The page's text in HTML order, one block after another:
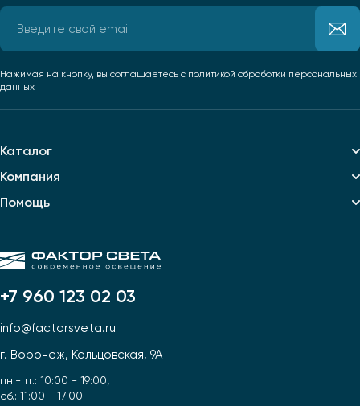
+7 960 123 02 03
info@factorsveta.ru
г. Воронеж, Кольцовская, 9А
пн.-пт.: 10:00 - 19:00,
сб.: 11:00 - 17:00
Каталог
Компания
Помощь
Нажимая на кнопку, вы соглашаетесь с политикой обработки персональных
данных